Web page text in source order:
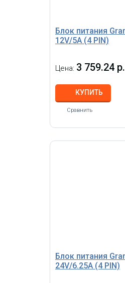
Блок питания
12V/5A (4 PIN)
Цена: 3 759.24 р.
КУПИТЬ
Сравнить
Блок питания
24V/6.25A (4 PIN)